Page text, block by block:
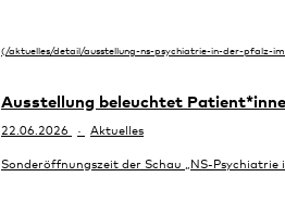
Ausstellung beleuchtet
22.06.2026 Aktuelles
Sonderöffnungszeit der Schau „NS-